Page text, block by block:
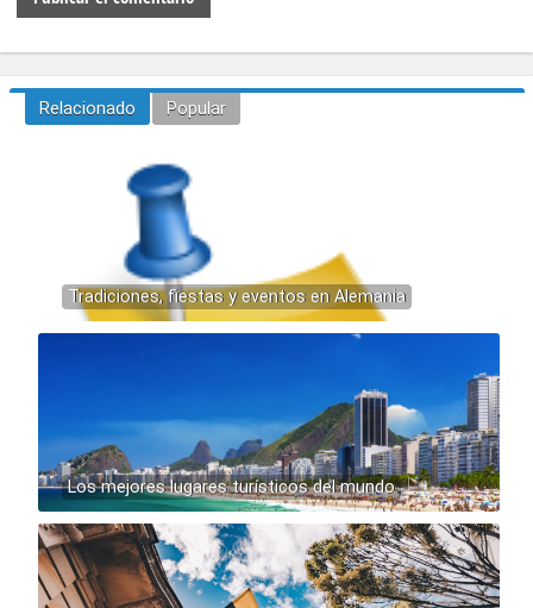
Relacionado Popular
Tradiciones, fiestas y eventos en Alemania
Los mejores lugares turísticos del mundo